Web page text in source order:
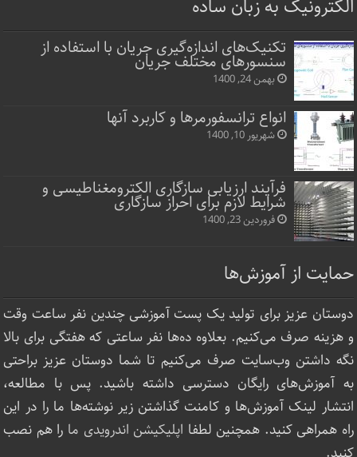
الکترونیک به زبان ساده
تکنیک‌های اندازه‌گیری جریان با استفاده از
سنسورهای مختلف جریان
بهمن 24, 1400
انواع ترانسفورمرها و کاربرد آنها
شهریور 10, 1400
فرآیند ارزیابی سازگاری الکترومغناطیسی و
شرایط لازم برای احراز سازگاری
فروردین 23, 1400
حمایت از آموزش‌ها
دوستان عزیز برای تولید یک پست آموزشی چندین نفر ساعت‌ وقت
و هزینه صرف می‌کنیم. بعلاوه ده‌ها نفر ساعتی که هفتگی برای بالا
نگه داشتن وب‌سایت صرف ‌می‌کنیم تا شما دوستان عزیز براحتی
به آموزش‌های رایگان دسترسی داشته باشید. پس با مطالعه،
انتشار لینک‌ آموزش‌ها و کامنت گذاشتن زیر نوشته‌‌ها ما را در این
راه همراهی کنید. همچنین لطفا اپلیکیشن اندرویدی ما را هم نصب